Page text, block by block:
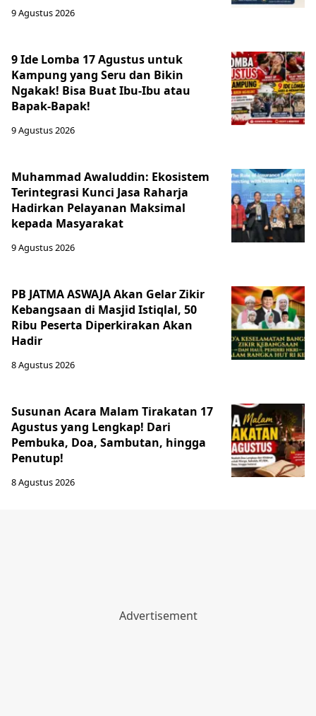
9 Agustus 2026
9 Ide Lomba 17 Agustus untuk
Kampung yang Seru dan Bikin
Ngakak! Bisa Buat Ibu-Ibu atau
Bapak-Bapak!
9 Agustus 2026
Muhammad Awaluddin: Ekosistem
Terintegrasi Kunci Jasa Raharja
Hadirkan Pelayanan Maksimal
kepada Masyarakat
9 Agustus 2026
PB JATMA ASWAJA Akan Gelar Zikir
Kebangsaan di Masjid Istiqlal, 50
Ribu Peserta Diperkirakan Akan
Hadir
8 Agustus 2026
Susunan Acara Malam Tirakatan 17
Agustus yang Lengkap! Dari
Pembuka, Doa, Sambutan, hingga
Penutup!
8 Agustus 2026